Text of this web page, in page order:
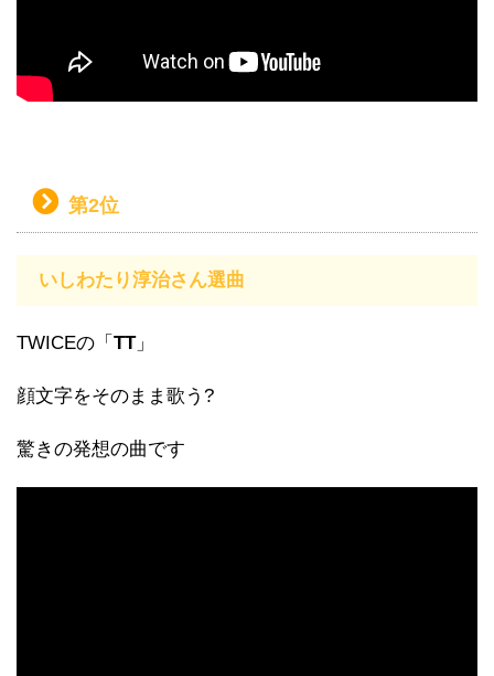
第2位
いしわたり淳治さん選曲
TWICEの「 TT」
顔文字をそのまま歌う?
驚きの発想の曲です